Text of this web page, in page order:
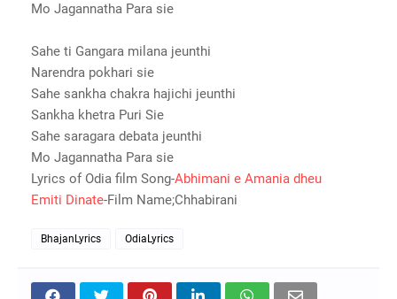
Mo Jagannatha Para sie
Sahe ti Gangara milana jeunthi
Narendra pokhari sie
Sahe sankha chakra hajichi jeunthi
Sankha khetra Puri Sie
Sahe saragara debata jeunthi
Mo Jagannatha Para sie
Lyrics of Odia film Song-Abhimani e Amania dheu
Emiti Dinate-Film Name;Chhabirani
BhajanLyrics OdiaLyrics